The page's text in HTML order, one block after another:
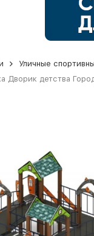
Уличные
Дворик детства